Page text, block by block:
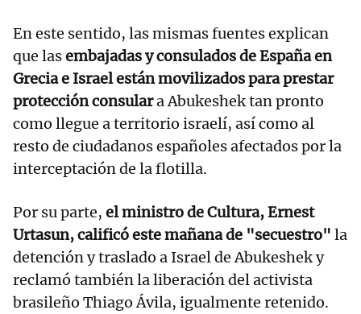
En este sentido, las mismas fuentes explican
que lasembajadas y consulados de España en
Grecia e Israel están movilizados para prestar
protección consulara Abukeshek tan pronto
como llegue a territorio israelí, así como al
resto de ciudadanos españoles afectados por la
interceptación de la flotilla.
Por su parte, el ministro de Cultura, Ernest
Urtasun, calificó este mañana de "secuestro" la
detención y traslado a Israel de Abukeshek y
reclamó también la liberación del activista
brasileño Thiago Ávila, igualmente retenido.